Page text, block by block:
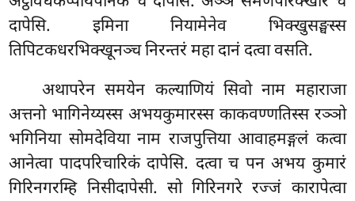
दापेसि. इमिना नियामेनेव भिक्खुसङ्घस्स
तिपिटकधरभिक्खूनञ्च निरन्तरं महा दानं दत्वा वसति.
अथापरेन समयेन कल्याणियं सिवो नाम महाराजा
अत्तनो भागिनेय्यस्स अभयकुमारस्स काकवण्णतिस्स रञ्ञो
भगिनिया सोमदेविया नाम राजपुत्तिया आवाहमङ्गलं कत्वा
आनेत्वा पादपरिचारिकं दापेसि. दत्वा च पन अभय कुमारं
गिरिनगरम्हि निसीदापेसी. सो गिरिनगरे रज्जं कारापेत्वा